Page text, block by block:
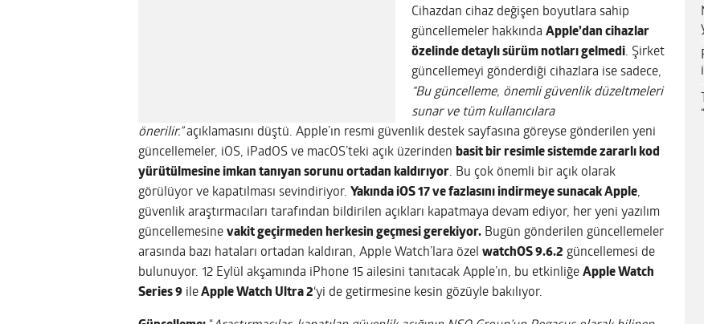
Cihazdan cihaz değişen boyutlara sahip
güncellemeler hakkında Apple’dan cihazlar
özelinde detaylı sürüm notları gelmedi. Şirket
güncellemeyi gönderdiği cihazlara ise sadece,
“Bu güncelleme, önemli güvenlik düzeltmeleri
sunar ve tüm kullanıcılara
önerilir.”açıklamasını düştü. Apple’ın resmi güvenlik destek sayfasına göreyse gönderilen yeni
güncellemeler, iOS, iPadOS ve macOS’teki açık üzerinden basit bir resimle sistemde zararlı kod
yürütülmesine imkan tanıyan sorunu ortadan kaldırıyor. Bu çok önemli bir açık olarak
görülüyor ve kapatılması sevindiriyor. Yakında iOS 17 ve fazlasını indirmeye sunacak Apple,
güvenlik araştırmacıları tarafından bildirilen açıkları kapatmaya devam ediyor, her yeni yazılım
güncellemesine vakit geçirmeden herkesin geçmesi gerekiyor. Bugün gönderilen güncellemeler
arasında bazı hataları ortadan kaldıran, Apple Watch’lara özel watchOS 9.6.2 güncellemesi de
bulunuyor. 12 Eylül akşamında iPhone 15 ailesini tanıtacak Apple’ın, bu etkinliğe Apple Watch
Series 9 ileApple Watch Ultra 2‘yi de getirmesine kesin gözüyle bakılıyor.